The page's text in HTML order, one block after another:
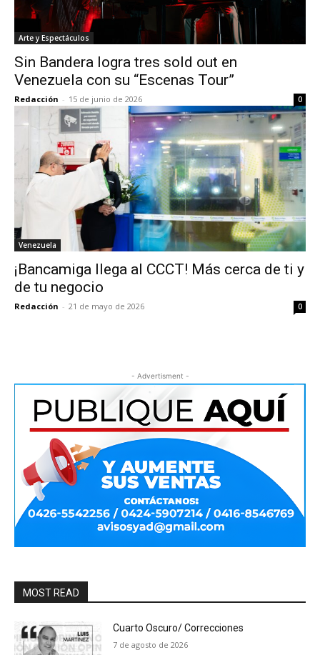
Arte y Espectáculos
Sin Bandera logra tres sold out en
Venezuela con su “Escenas Tour”
Redacción - 15 de junio de 2026 0
Venezuela
¡Bancamiga llega al CCCT! Más cerca de ti y
de tu negocio
Redacción - 21 de mayo de 2026 0
- Advertisment -
MOST READ
Cuarto Oscuro/ Correcciones
7 de agosto de 2026